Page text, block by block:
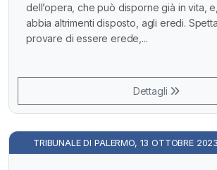
dell’opera, che può disporne già in vita,
abbia altrimenti disposto, agli eredi.
provare di essere erede,...
Dettagli
TRIBUNALE DI PALERMO, 13 OTTOBRE